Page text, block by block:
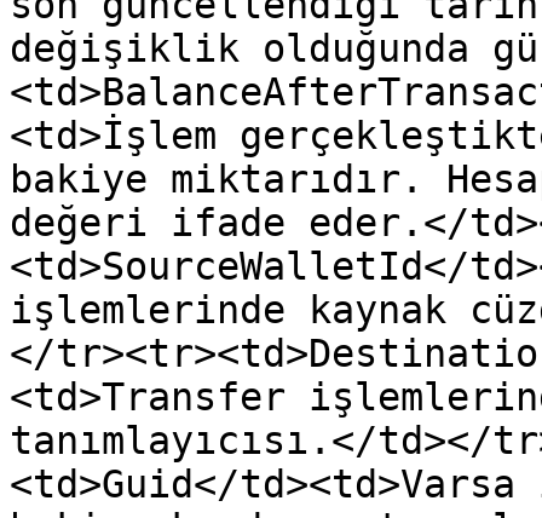
değişiklik olduğunda
<td>İşlem
bakiye miktarıdır.
değeri ifade eder.</
<td>SourceWalletId</
işlemlerinde kaynak
</
<td>Transfer
tanımlayıcısı.</td></
<td>Guid</